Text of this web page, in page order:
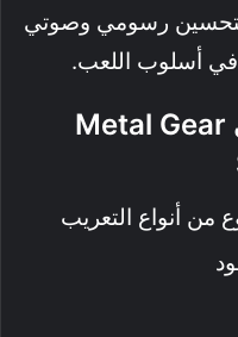
رسومي وصوتي
في أسلوب اللعب.
Metal Gear
من أنواع التعريب